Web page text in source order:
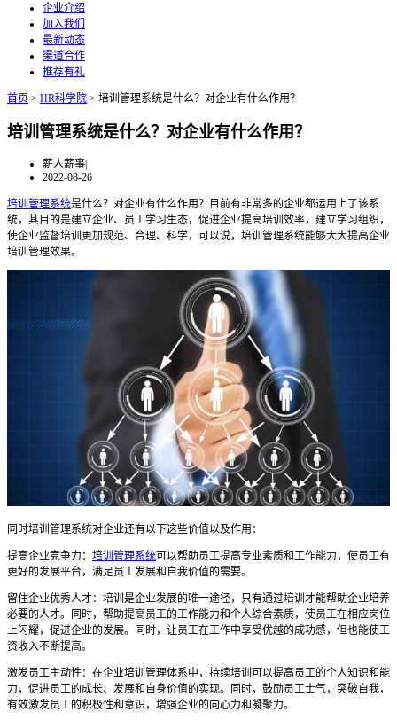
企业介绍
加入我们
最新动态
渠道合作
推荐有礼
首页 > HR科学院 > 培训管理系统是什么？对企业有什么作用？
培训管理系统是什么？对企业有什么作用？
薪人薪事|
2022-08-26
培训管理系统是什么？对企业有什么作用？目前有非常多的企业都运用上了该系
统，其目的是建立企业、员工学习生态，促进企业提高培训效率，建立学习组织，
使企业监督培训更加规范、合理、科学，可以说，培训管理系统能够大大提高企业
培训管理效果。
同时培训 管理系统对企业还有以下这些价值以及作用：
提高企业竞争力： 培训管理系统可以帮助员工提高专业素质和工作能力，使员工有
更好的发展平台，满足员工发展和自我价值的需要。
留住企业优秀人才：培训是企业发展的唯一途径，只有通过培训才能帮助企业培养
必要的人才。同时，帮助提高员工的工作能力和个人综合素质，使员工在相应岗位
上闪耀，促进企业的发展。同时，让员工在工作中享受优越的成功感，但也能使工
资收入不断提高。
激发员工主动性：在企业培训管理体系中，持续培训可以提高员工的个人知识和能
力，促进员工的成长、发展和自身价值的实现。同时，鼓励员工士气，突破自我，
有效激发员工的积极性和意识，增强企业的向心力和凝聚力。